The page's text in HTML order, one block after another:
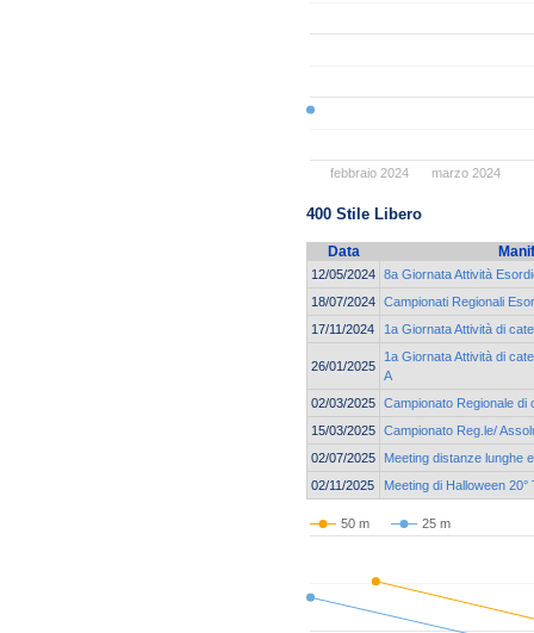
febbraio 2024 marzo 2024
400 Stile Libero
Data
12/05/2024 8a Giornata Attività
18/07/2024 Campionati Regionali
17/11/2024
1a Giornata Attività di
26/01/2025
1a Giornata Attività di
A
02/03/2025 Campionato Regionale di
15/03/2025 Campionato Reg.le/
02/07/2025
Meeting distanze lunghe
02/11/2025
Meeting di Halloween
50 m 25 m